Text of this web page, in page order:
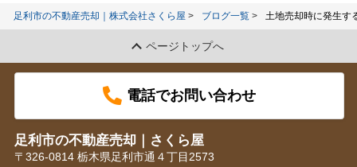
足利市の不動産売却｜株式会社さくら屋 ブログ一覧 土地売却時に発生す
ページトップへ
電話でお問い合わせ
足利市の不動産売却｜さくら屋
〒326-0814 栃木県足利市通４丁目2573